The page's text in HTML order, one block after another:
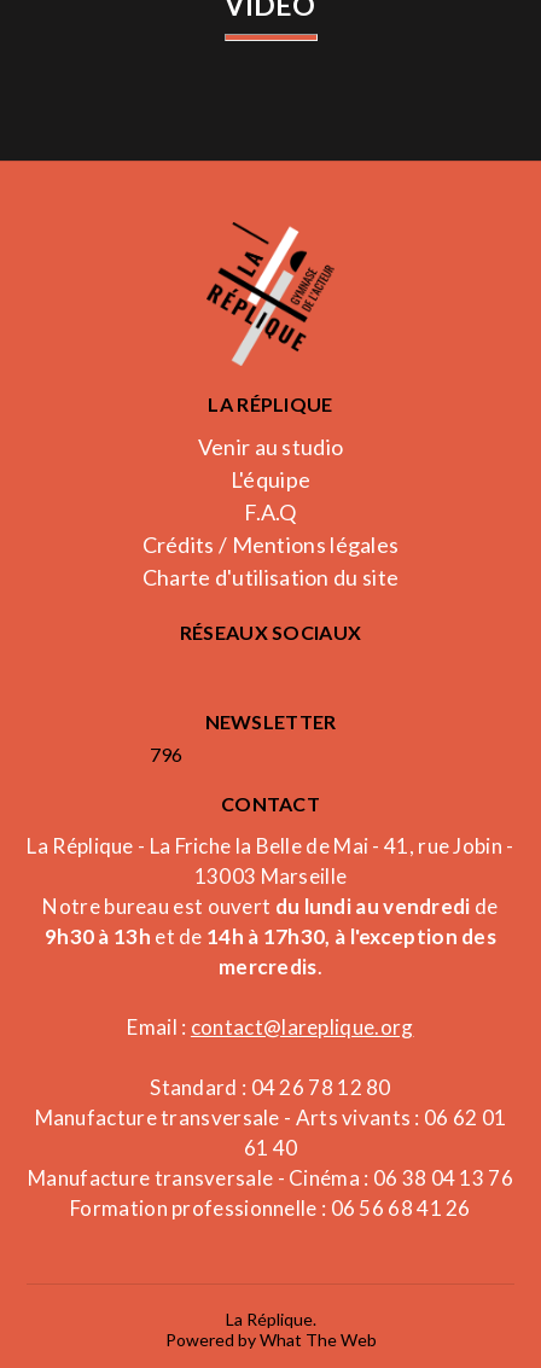
LA RÉPLIQUE
Venir au studio
L'équipe
F.A.Q
Crédits / Mentions légales
Charte d'utilisation du site
RÉSEAUX SOCIAUX
NEWSLETTER
796
CONTACT
La Réplique - La Friche la Belle de Mai - 41, rue Jobin -
13003 Marseille
Notre bureau est ouvert du lundi au vendredi de
9h30 à 13h et de 14h à 17h30, à l'exception des
mercredis.
Email : contact@lareplique.org
Standard : 04 26 78 12 80
Manufacture transversale - Arts vivants : 06 62 01
61 40
Manufacture transversale - Cinéma : 06 38 04 13 76
Formation professionnelle : 06 56 68 41 26
La Réplique.
Powered by What The Web